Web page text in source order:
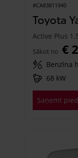
#CA83811940
Toyota
Sākot no €
Benzīna
68 kW
Saņemt